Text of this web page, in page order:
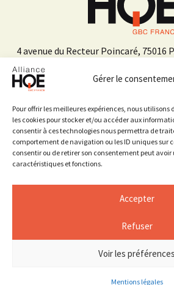
Gérer le
Pour offrir les meilleures expériences, nous utilisons
les cookies pour stocker et/ou accéder aux
consentir à ces technologies nous permettra de
comportement de navigation ou les ID uniques sur
consentir ou de retirer son consentement peut
caractéristiques et fonctions.
Accepter
Refuser
Voir les préférences
Mentions légales
4 avenue du Recteur Poincaré, 75016
Sur les réseaux
Mentions légales
Espace Presse